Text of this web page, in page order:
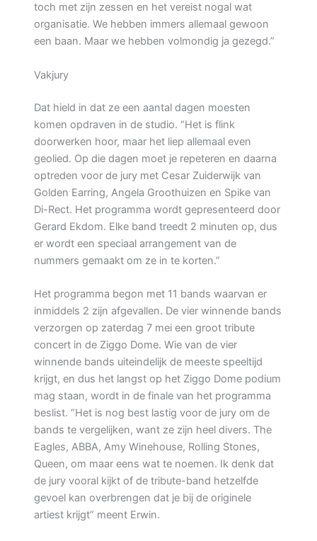
toch met zijn zessen en het vereist nogal wat
organisatie. We hebben immers allemaal gewoon
een baan. Maar we hebben volmondig ja gezegd.”
Vakjury
Dat hield in dat ze een aantal dagen moesten
komen opdraven in de studio. “Het is flink
doorwerken hoor, maar het liep allemaal even
geolied. Op die dagen moet je repeteren en daarna
optreden voor de jury met Cesar Zuiderwijk van
Golden Earring, Angela Groothuizen en Spike van
Di-Rect. Het programma wordt gepresenteerd door
Gerard Ekdom. Elke band treedt 2 minuten op, dus
er wordt een speciaal arrangement van de
nummers gemaakt om ze in te korten.”
Het programma begon met 11 bands waarvan er
inmiddels 2 zijn afgevallen. De vier winnende bands
verzorgen op zaterdag 7 mei een groot tribute
concert in de Ziggo Dome. Wie van de vier
winnende bands uiteindelijk de meeste speeltijd
krijgt, en dus het langst op het Ziggo Dome podium
mag staan, wordt in de finale van het programma
beslist. “Het is nog best lastig voor de jury om de
bands te vergelijken, want ze zijn heel divers. The
Eagles, ABBA, Amy Winehouse, Rolling Stones,
Queen, om maar eens wat te noemen. Ik denk dat
de jury vooral kijkt of de tribute-band hetzelfde
gevoel kan overbrengen dat je bij de originele
artiest krijgt” meent Erwin.